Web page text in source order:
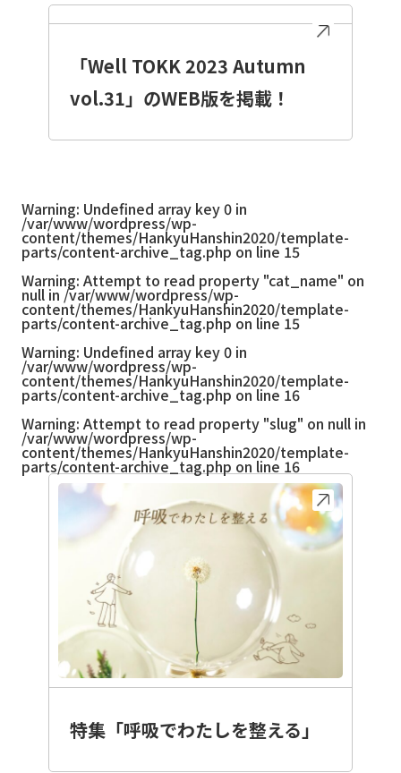
「Well TOKK 2023 Autumn
vol.31」のWEB版を掲載！
Warning: Undefined array key 0 in
/var/www/wordpress/wp-
content/themes/HankyuHanshin2020/template-
parts/content-archive_tag.php on line 15
Warning: Attempt to read property "cat_name" on
null in /var/www/wordpress/wp-
content/themes/HankyuHanshin2020/template-
parts/content-archive_tag.php on line 15
Warning: Undefined array key 0 in
/var/www/wordpress/wp-
content/themes/HankyuHanshin2020/template-
parts/content-archive_tag.php on line 16
Warning: Attempt to read property "slug" on null in
/var/www/wordpress/wp-
content/themes/HankyuHanshin2020/template-
parts/content-archive_tag.php on line 16
特集「呼吸でわたしを整える」